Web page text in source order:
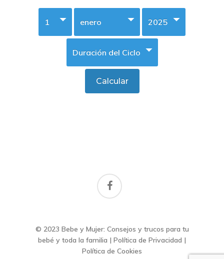
facebook
© 2023 Bebe y Mujer: Consejos y trucos para tu
bebé y toda la familia | Política de Privacidad |
Política de Cookies